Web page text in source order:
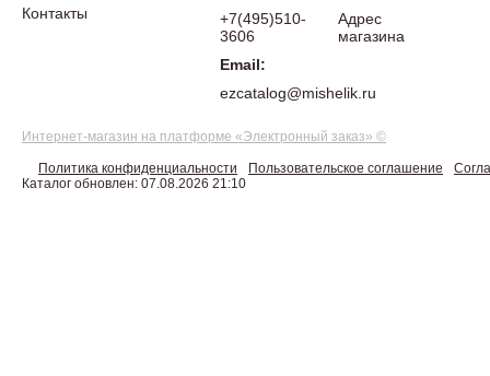
Контакты
+7(495)510-
3606
Email:
ezcatalog@mishelik.ru
Адрес
магазина
Интернет-магазин на платформе «Электронный заказ» ©
Политика конфиденциальности Пользовательское соглашение
Каталог обновлен: 07.08.2026 21:10